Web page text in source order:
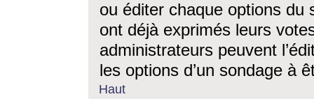
ou éditer chaque options du
ont déjà exprimés leurs
administrateurs peuvent
les options d’un sondage à
Haut